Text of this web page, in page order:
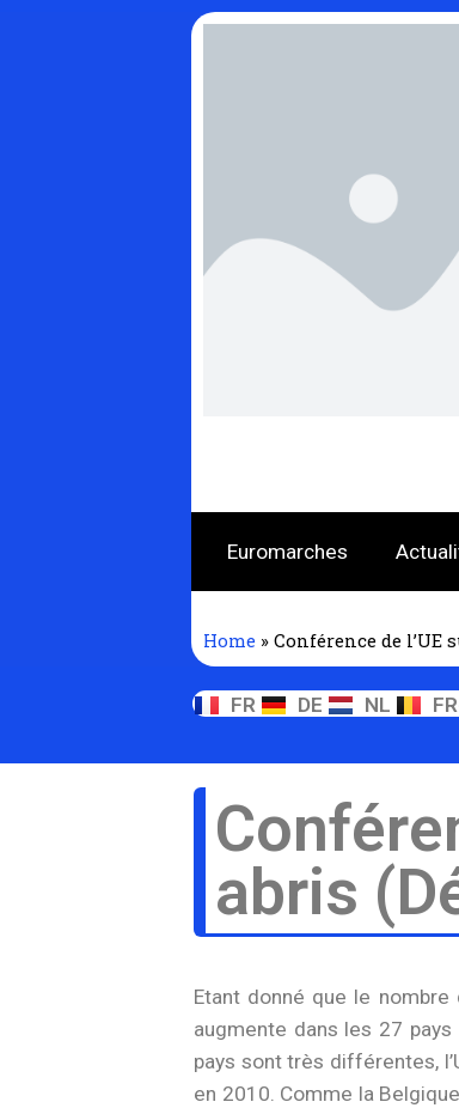
Euromarches
Home » Conférence de l’UE
FR DE NL
abris
Etant donné que le
augmente dans les 27
pays sont très différentes,
en 2010. Comme la